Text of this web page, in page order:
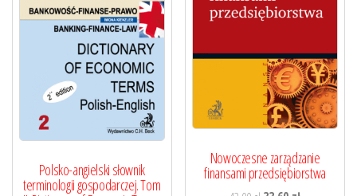
Polsko-angielski słownik
terminologii gospodarczej. Tom
Nowoczesne zarządzanie
finansami przedsiębiorstwa